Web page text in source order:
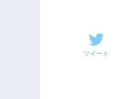
ツイート